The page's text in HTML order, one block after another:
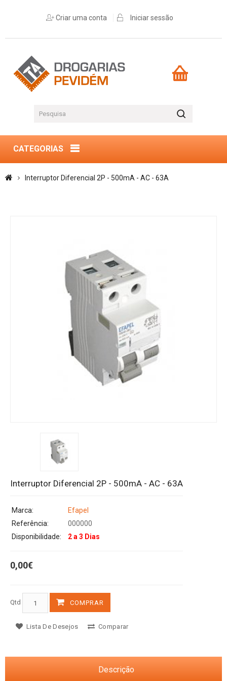
Criar uma conta Iniciar sessão
CATEGORIAS
Interruptor Diferencial 2P - 500mA - AC - 63A
Interruptor Diferencial 2P - 500mA - AC - 63A
Marca:
Efapel
Referência:
000000
Disponibilidade:
2 a 3 Dias
0,00€
Qtd COMPRAR
Lista De Desejos Comparar
Descrição